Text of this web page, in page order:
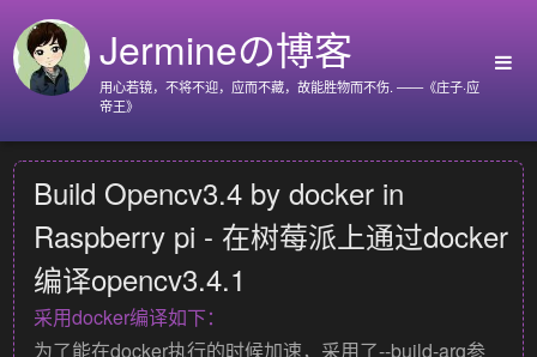
Jermineの博客
用心若镜，不将不迎，应而不藏，故能胜物而不伤. ——《庄子·应
帝王》
首页
Github
Go语言标准库
Nyx
关于我
Build Opencv3.4 by docker in
Raspberry pi - 在树莓派上通过docker
编译opencv3.4.1
采用docker编译如下：
为了能在docker执行的时候加速，采用了--build-arg参